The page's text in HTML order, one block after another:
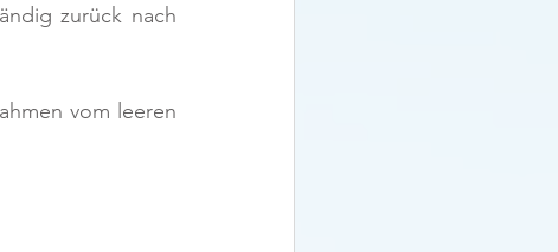
zurück nach
vom leeren